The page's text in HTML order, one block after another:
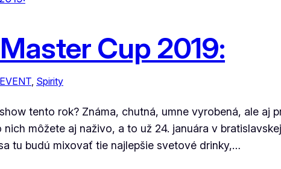
Cup 2019:
EVENT, Spirity
tento rok? Známa, chutná, umne vyrobená, ale
môžete aj naživo, a to už 24. januára v
tu budú mixovať tie najlepšie svetové drinky,…